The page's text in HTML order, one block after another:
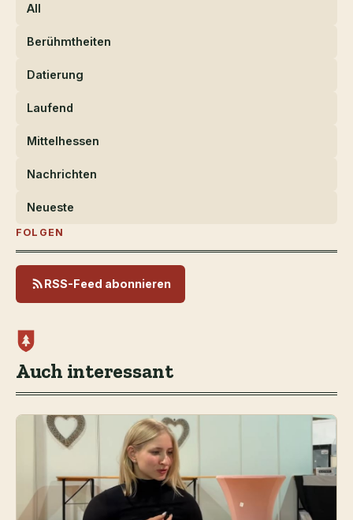
All
Berühmtheiten
Datierung
Laufend
Mittelhessen
Nachrichten
Neueste
FOLGEN
RSS-Feed abonnieren
Auch interessant